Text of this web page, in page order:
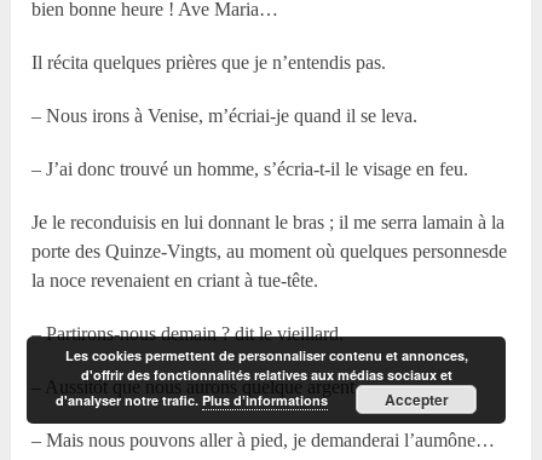
bien bonne heure ! Ave Maria…
Il récita quelques prières que je n’entendis pas.
– Nous irons à Venise, m’écriai-je quand il se leva.
– J’ai donc trouvé un homme, s’écria-t-il le visage en feu.
Je le reconduisis en lui donnant le bras ; il me serra lamain à la
porte des Quinze-Vingts, au moment où quelques personnesde
la noce revenaient en criant à tue-tête.
– Partirons-nous demain ? dit le vieillard.
– Aussitôt que nous aurons quelque argent.
– Mais nous pouvons aller à pied, je demanderai l’aumône…
Les cookies permettent de personnaliser contenu et annonces,
d'offrir des fonctionnalités relatives aux médias sociaux et
d'analyser notre trafic.Plus d’informations Accepter